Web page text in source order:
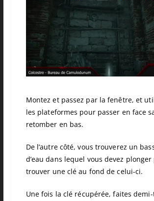
Montez et passez par la fenêtre, et
les plateformes pour passer en face
retomber en bas.
De l’autre côté, vous trouverez un
d’eau dans lequel vous devez
trouver une clé au fond de celui-ci.
Une fois la clé récupérée, faites